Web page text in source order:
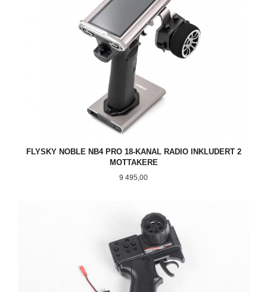
FLYSKY NOBLE NB4 PRO 18-KANAL RADIO INKLUDERT 2
MOTTAKERE
Pris
9 495,00